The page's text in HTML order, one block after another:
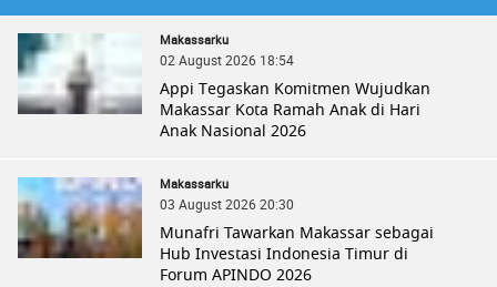
Makassarku
02 August 2026 18:54
Appi Tegaskan Komitmen Wujudkan
Makassar Kota Ramah Anak di Hari
Anak Nasional 2026
Makassarku
03 August 2026 20:30
Munafri Tawarkan Makassar sebagai
Hub Investasi Indonesia Timur di
Forum APINDO 2026